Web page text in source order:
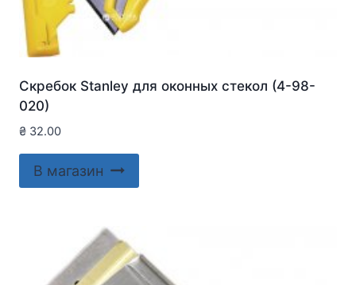
Скребок Stanley для оконныx стекол (4-98-
020)
₴ 32.00
В магазин